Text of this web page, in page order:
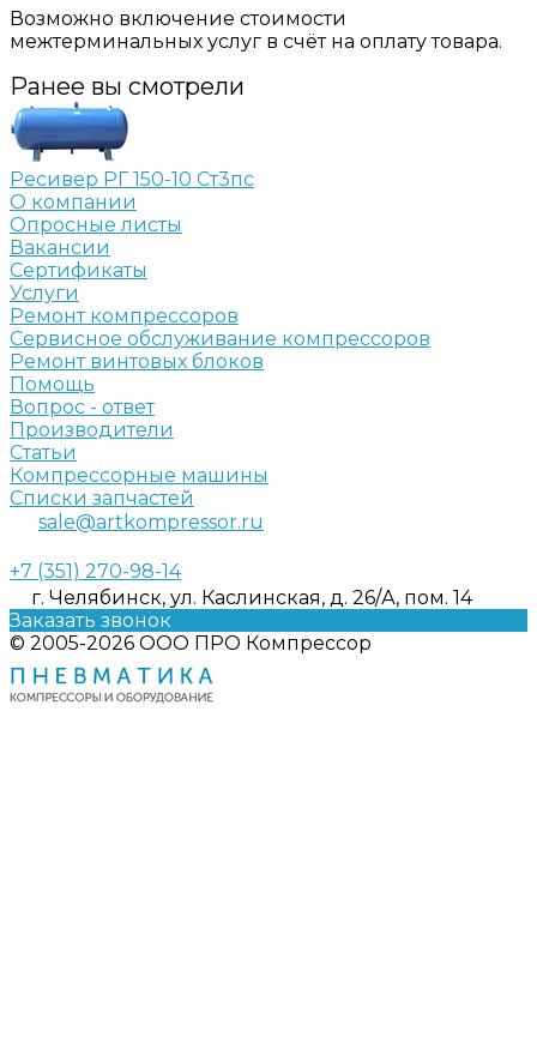
Возможно включение стоимости
межтерминальных услуг в счёт на оплату товара.
Ранее вы смотрели
Ресивер РГ 150-10 Ст3пс
О компании
Опросные листы
Вакансии
Сертификаты
Услуги
Ремонт компрессоров
Сервисное обслуживание компрессоров
Ремонт винтовых блоков
Помощь
Вопрос - ответ
Производители
Статьи
Компрессорные машины
Списки запчастей
sale@artkompressor.ru
+7 (351) 270-98-14
г. Челябинск, ул. Каслинская, д. 26/А, пом. 14
Заказать звонок
© 2005-2026 ООО ПРО Компрессор